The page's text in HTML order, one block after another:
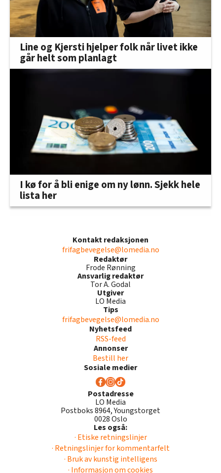
Line og Kjersti hjelper folk når livet ikke
går helt som planlagt
I kø for å bli enige om ny lønn. Sjekk hele
lista her
Kontakt redaksjonen
frifagbevegelse@lomedia.no
Redaktør
Frode Rønning
Ansvarlig redaktør
Tor A. Godal
Utgiver
LO Media
Tips
frifagbevegelse@lomedia.no
Nyhetsfeed
RSS-feed
Annonser
Bestill her
Sosiale medier
Postadresse
LO Media
Postboks 8964, Youngstorget
0028 Oslo
Les også:
· Etiske retningslinjer
· Retningslinjer for kommentarfelt
· Bruk av kunstig intelligens
· Informasjon om cookies